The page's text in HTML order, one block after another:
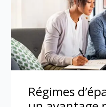
Régimes